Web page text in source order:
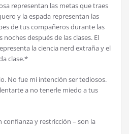
representan las metas que traes
y la espada representan las
de tus compañeros durante las
noches después de las clases. El
la ciencia nerd extraña y el
clase.*
No fue mi intención ser tediosos.
a no tenerle miedo a tus
confianza y restricción – son la